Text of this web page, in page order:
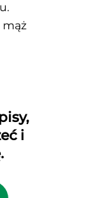
mąż
i